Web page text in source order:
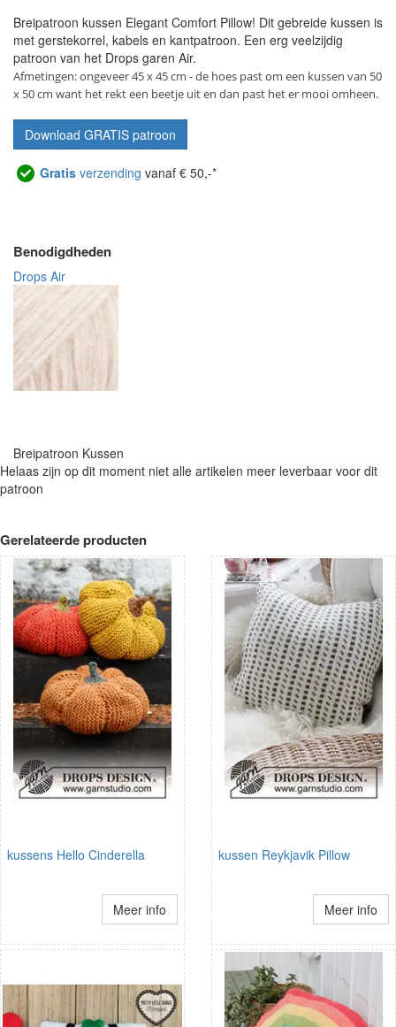
Breipatroon kussen Elegant Comfort Pillow! Dit gebreide kussen is
met gerstekorrel, kabels en kantpatroon. Een erg veelzijdig
patroon van het Drops garen Air.
Afmetingen: ongeveer 45 x 45 cm - de hoes past om een kussen van 50
x 50 cm want het rekt een beetje uit en dan past het er mooi omheen.
Download GRATIS patroon
Gratis verzending vanaf € 50,-*
Benodigdheden
Drops Air
Breipatroon Kussen
Helaas zijn op dit moment niet alle artikelen meer leverbaar voor dit
patroon
Gerelateerde producten
kussens Hello Cinderella
Meer info
kussen Reykjavik Pillow
Meer info